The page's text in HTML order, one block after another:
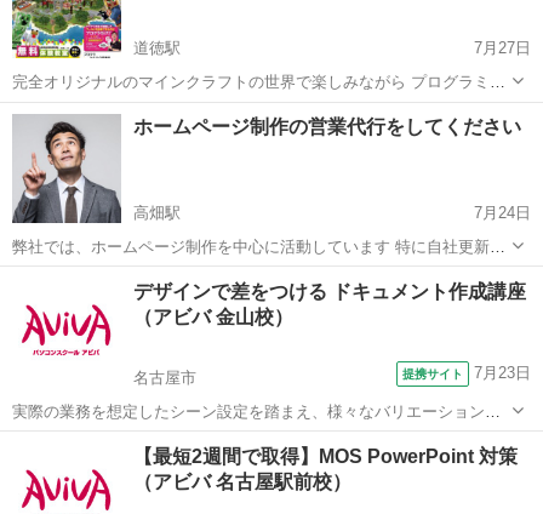
道徳駅
7月27日
完全オリジナルのマインクラフトの世界で楽しみながら プログラミン
グを学べる教室。プロクラでは、子どもたちに大人気のマインクラフ
トの世界の中で、楽しく学ぶことができます。教育業界において様々
な賞を受賞されている、ICT教育の第...
愛知 名古屋市 プログラミング
ホームページ制作の営業代行をしてください
高畑駅
7月24日
弊社では、ホームページ制作を中心に活動しています 特に自社更新可
能なホームページ作りが得意です 営業される方は、こちらの標準価格
に自由に上乗せしていただき、営業代行してください 連絡先は
https://www.insta...
名古屋市 高畑駅 Webデザイナー 連絡先
デザインで差をつける ドキュメント作成講座
（アビバ 金山校）
名古屋市 提携サイト 7月23日
実際の業務を想定したシーン設定を踏まえ、様々なバリエーションの
ドキュメントを作成していく過程で、Photoshop／Illustrator の機能や
活用方法を学習します。また、見栄えのよいドキュメントを作成する
ための「ナレッ...
名古屋市 Webデザイナー
【最短2週間で取得】MOS PowerPoint 対策
（アビバ 名古屋駅前校）